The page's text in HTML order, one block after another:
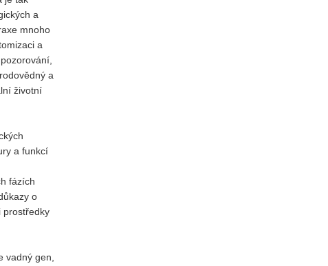
a
mnoho
a
a
životní
a funkcí
fázích
o
prostředky
vadný gen,